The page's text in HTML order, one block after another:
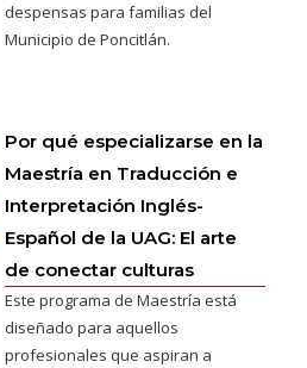
despensas para familias del
Municipio de Poncitlán.
Por qué especializarse en la
Maestría en Traducción e
Interpretación Inglés-
Español de la UAG: El arte
de conectar culturas
Este programa de Maestría está
diseñado para aquellos
profesionales que aspiran a